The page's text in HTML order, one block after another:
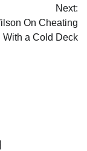
Next:
On Cheating
With a Cold Deck